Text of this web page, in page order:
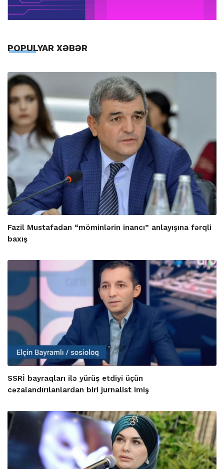
POPULYAR XƏBƏR
Fazil Mustafadan “möminlərin inancı” anlayışına fərqli
baxış
SSRİ bayraqları ilə yürüş etdiyi üçün
cəzalandırılanlardan biri jurnalist imiş